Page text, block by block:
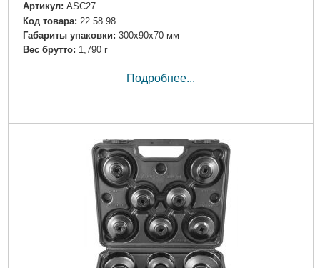
Артикул: ASC27
Код товара: 22.58.98
Габариты упаковки: 300x90x70 мм
Вес брутто: 1,790 г
Подробнее...